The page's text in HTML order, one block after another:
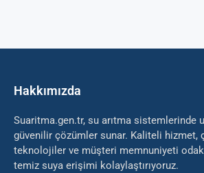
Hakkımızda
Suaritma.gen.tr, su arıtma sistemlerinde
güvenilir çözümler sunar. Kaliteli hizmet,
teknolojiler ve müşteri memnuniyeti
temiz suya erişimi kolaylaştırıyoruz.